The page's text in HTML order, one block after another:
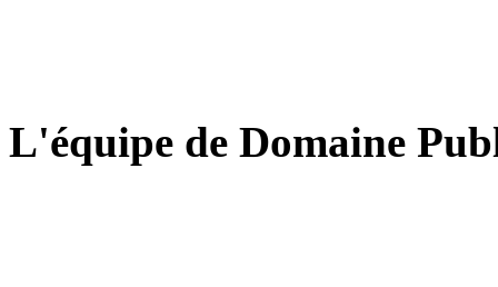
L'équipe de Domaine